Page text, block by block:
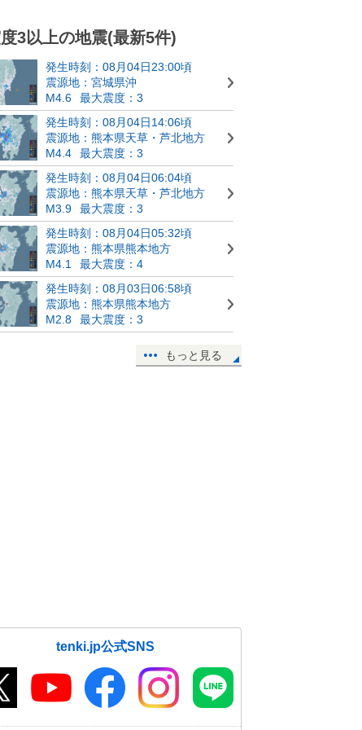
3以上の地震(最新5件)
発生時刻：08月04日23:00頃
震源地：宮城県沖
M4.6
最大震度：3
発生時刻：08月04日14:06頃
震源地：熊本県天草・芦北地方
M4.4
最大震度：3
発生時刻：08月04日06:04頃
震源地：熊本県天草・芦北地方
M3.9
最大震度：3
発生時刻：08月04日05:32頃
震源地：熊本県熊本地方
M4.1
最大震度：4
発生時刻：08月03日06:58頃
震源地：熊本県熊本地方
M2.8
最大震度：3
もっと見る
tenki.jp公式SNS